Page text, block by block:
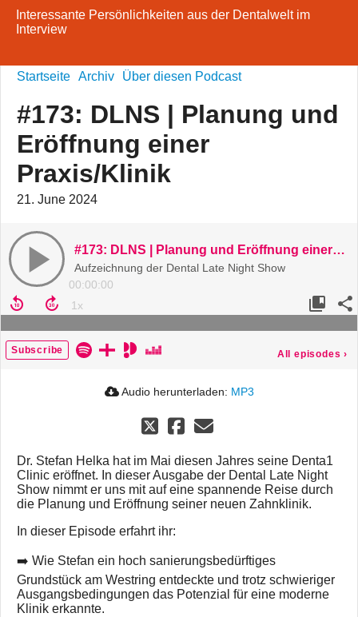
Interessante Persönlichkeiten aus der Dentalwelt im
Interview
Startseite Archiv Über diesen Podcast
#173: DLNS | Planung und
Eröffnung einer
Praxis/Klinik
21. June 2024
#173: DLNS | Planung und Eröffnung einer Praxis/Klinik
Aufzeichnung der Dental Late Night Show
00:00:00
Subscribe All episodes ›
Audio herunterladen: MP3
Dr. Stefan Helka hat im Mai diesen Jahres seine Denta1
Clinic eröffnet. In dieser Ausgabe der Dental Late Night
Show nimmt er uns mit auf eine spannende Reise durch
die Planung und Eröffnung seiner neuen Zahnklinik.
In dieser Episode erfahrt ihr:
➡️ Wie Stefan ein hoch sanierungsbedürftiges
Grundstück am Westring entdeckte und trotz schwieriger
Ausgangsbedingungen das Potenzial für eine moderne
Klinik erkannte.